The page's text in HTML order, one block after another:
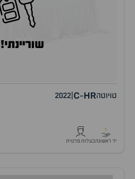
שוריינתי!
טויוטה C-HR
2022
1
יד ראשונהבעלות פרטית